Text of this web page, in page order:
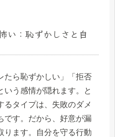
い：恥ずかしさと自
たら恥ずかしい」「拒否
いう感情が隠れます。と
るタイプは、失敗のダメ
です。だから、好意が漏
ります。自分を守る行動